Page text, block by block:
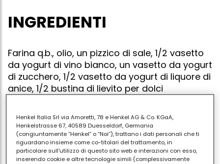
INGREDIENTI
Farina q.b., olio, un pizzico di sale, 1/2 vasetto
da yogurt di vino bianco, un vasetto da yogurt
di zucchero, 1/2 vasetto da yogurt di liquore di
anice, 1/2 bustina di lievito per dolci
Mescolare gli ingredienti fino ad ottenere un impasto
morbido. ricavare delle ciambelline e disporle su una
placca da forno ricoperta con carta forno.
Henkel Italia Srl via Amoretti, 78 e Henkel AG & Co. KGaA,
Henkelstrasse 67, 40589 Duesseldorf, Germania
(congiuntamente “Henkel” o “Noi”), trattano i dati personali che ti
riguardano insieme come co-titolari del trattamento, in
particolare sull'utilizzo di questo sito web e interazioni con esso,
inserendo cookie e altre tecnologie simili (complessivamente